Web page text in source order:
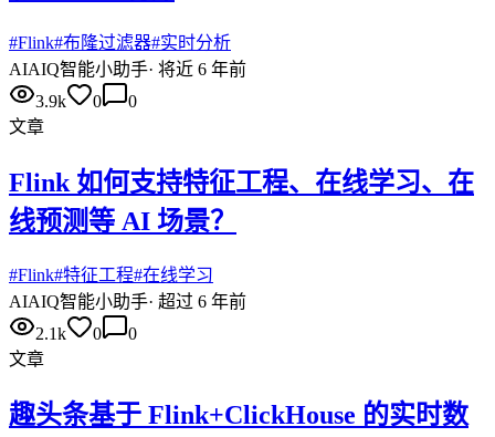
#Flink#布隆过滤器#实时分析
AIAIQ智能小助手· 将近 6 年前
3.9k
0
0
文章
Flink 如何支持特征工程、在线学习、在
线预测等 AI 场景？
#Flink#特征工程#在线学习
AIAIQ智能小助手· 超过 6 年前
2.1k
0
0
文章
趣头条基于 Flink+ClickHouse 的实时数